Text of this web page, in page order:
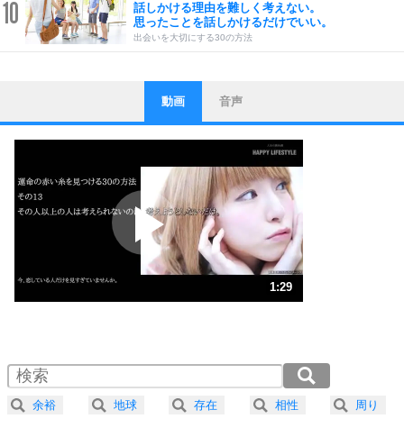
10
話しかける理由を難しく考えない。
思ったことを話しかけるだけでいい。
出会いを大切にする30の方法
1
ストレス対策
他人と比べない。
いっそのこと、他人を見ない。
いらいらしない人になる30の方法
プラス思考
ポジティブになれない原因は、行動しないから。
ポジティブ思考になる30の方法
ストレス対策
人生、なんとかなるもの。
気楽に生きる30の方法
4 器の大きい人は、怒りを優しさで表現する。
プラス思考
動画 音声
1:29
2.0倍速 （176KB 44秒）
2.5倍速 （141KB 35秒）
3.0倍速 （118KB 29秒）
余裕 地球 存在 相性 周り